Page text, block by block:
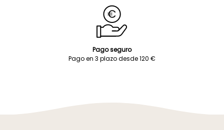
Pago seguro
Pago en 3 plazo desde 120 €